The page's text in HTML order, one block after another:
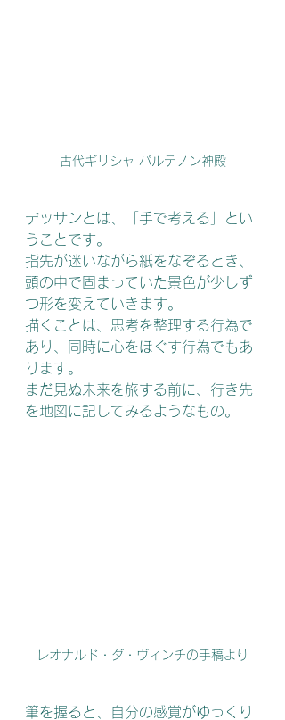
古代ギリシャ パルテノン神殿
デッサンとは、「手で考える」とい
うことです。
指先が迷いながら紙をなぞるとき、
頭の中で固まっていた景色が少しず
つ形を変えていきます。
描くことは、思考を整理する行為で
あり、同時に心をほぐす行為でもあ
ります。
まだ見ぬ未来を旅する前に、行き先
を地図に記してみるようなもの。
レオナルド・ダ・ヴィンチの手稿より
筆を握ると、自分の感覚がゆっくり